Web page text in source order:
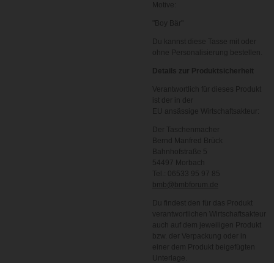
Motive:
"Boy Bär"
Du kannst diese Tasse mit oder
ohne Personalisierung bestellen.
Details zur Produktsicherheit
Verantwortlich für dieses Produkt
ist der in der
EU ansässige Wirtschaftsakteur:
Der Taschenmacher
Bernd Manfred Brück
Bahnhofstraße 5
54497 Morbach
Tel.: 06533 95 97 85
bmb@bmbforum.de
Du findest den für das Produkt
verantwortlichen Wirtschaftsakteur
auch auf dem jeweiligen Produkt
bzw. der Verpackung oder in
einer dem Produkt beigefügten
Unterlage.